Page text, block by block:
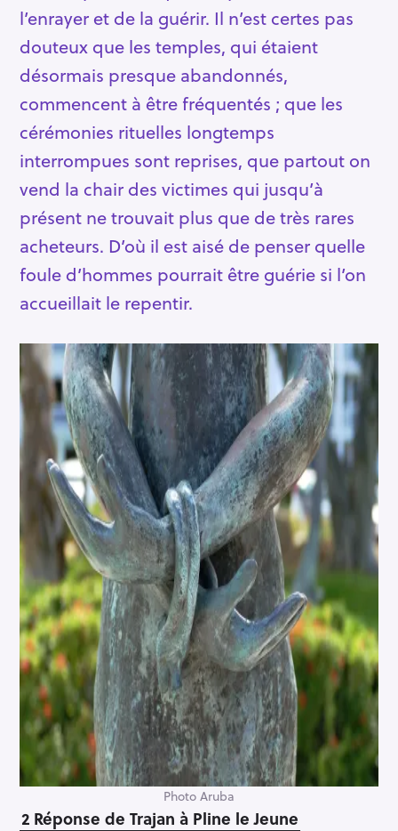
l’enrayer et de la guérir. Il n’est certes pas
douteux que les temples, qui étaient
désormais presque abandonnés,
commencent à être fréquentés ; que les
cérémonies rituelles longtemps
interrompues sont reprises, que partout on
vend la chair des victimes qui jusqu’à
présent ne trouvait plus que de très rares
acheteurs. D’où il est aisé de penser quelle
foule d’hommes pourrait être guérie si l’on
accueillait le repentir.
Photo Aruba
2 Réponse de Trajan à Pline le Jeune
R
e
c
e
r
c
h
r